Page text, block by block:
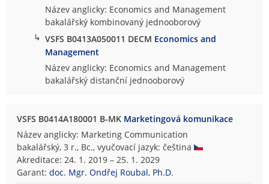
Název anglicky: Economics and Management
bakalářský kombinovaný jednooborový
↳ VSFS B0413A050011 DECM Economics and
Management
Název anglicky: Economics and Management
bakalářský distanční jednooborový
VSFS B0414A180001 B-MK Marketingová komunikace
Název anglicky: Marketing Communication
bakalářský, 3 r., Bc., vyučovací jazyk: čeština
Akreditace: 24. 1. 2019 – 25. 1. 2029
Garant:doc. Mgr. Ondřej Roubal, Ph.D.